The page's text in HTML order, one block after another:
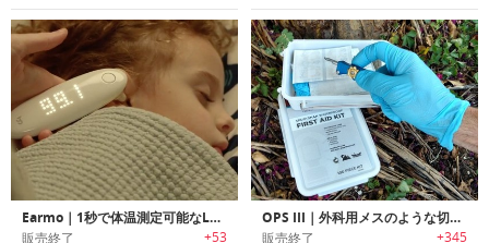
Earmo｜1秒で体温測定可能なLEDタッチパネル付きの体温計「イヤモ」
販売終了 +53
OPS III｜外科用メスのような切れ味のコンパクトポケットナイフ「オプススリー」
販売終了 +345